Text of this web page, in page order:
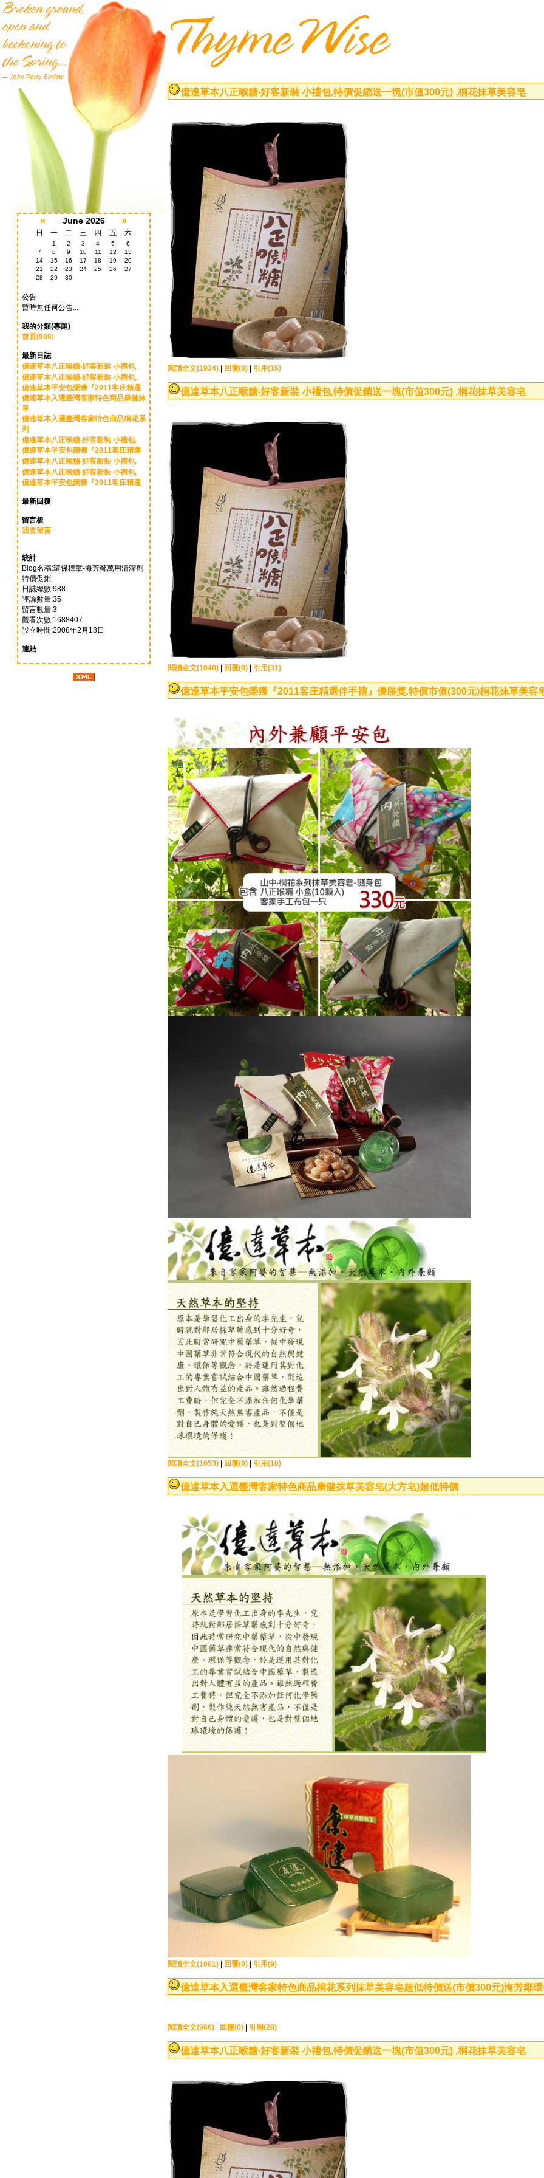
« June 2026 »
日 一 二 三 四 五 六
1 2 3 4 5
6
7
8 9 10 11 12
13
14
15 16 17 18 19
20
21
22 23 24 25 26
27
28
29 30
公告
暫時無任何公告...
我的分類(專題)
首頁(988)
最新日誌
億達草本八正喉糖‧好客新裝 小禮包,
億達草本八正喉糖‧好客新裝 小禮包,
億達草本平安包榮獲『2011客庄精選
億達草本入選臺灣客家特色商品康健抹
草
億達草本入選臺灣客家特色商品桐花系
列
億達草本八正喉糖‧好客新裝 小禮包,
億達草本平安包榮獲『2011客庄精選
億達草本八正喉糖‧好客新裝 小禮包,
億達草本八正喉糖‧好客新裝 小禮包,
億達草本平安包榮獲『2011客庄精選
最新回覆
留言板
我要留言
統計
Blog名稱:環保標章-海芳鄰萬用清潔劑
特價促銷
日誌總數:988
評論數量:35
留言數量:3
觀看次數:1688407
設立時間:2008年2月18日
連結
億達草本八正喉糖‧好客新裝 小禮包,特價促銷送一塊(市值300元) ,桐花抹草美容皂
閱讀全文(1934) 回覆(0) 引用(16)
億達草本八正喉糖‧好客新裝 小禮包,特價促銷送一塊(市值300元) ,桐花抹草美容皂
閱讀全文(1040) 回覆(0) 引用(31)
億達草本平安包榮獲『2011客庄精選伴手禮』優勝獎.特價市值(300元)桐花抹草美容
閱讀全文(1053) 回覆(0) 引用(10)
億達草本入選臺灣客家特色商品康健抹草美容皂(大方皂)超低特價
閱讀全文(1061) 回覆(0) 引用(9)
億達草本入選臺灣客家特色商品桐花系列抹草美容皂超低特價送(市價300元)海芳鄰
閱讀全文(966) 回覆(0) 引用(28)
億達草本八正喉糖‧好客新裝 小禮包,特價促銷送一塊(市值300元) ,桐花抹草美容皂